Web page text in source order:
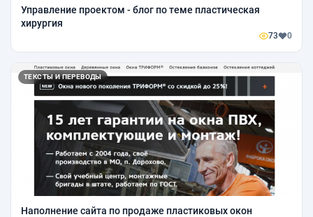
Управление проектом - блог по теме пластическая
хирургия
73 0
ТЕКСТЫ И ПЕРЕВОДЫ
Наполнение сайта по продаже пластиковых окон